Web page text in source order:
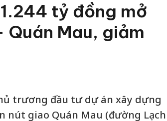
tỷ đồng mở
Quán Mau, giảm
trương đầu tư dự án xây dựng
nút giao Quán Mau (đường Lạch